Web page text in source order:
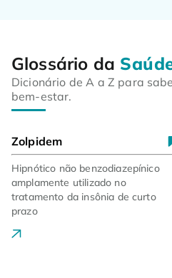
Glossário da
Dicionário de A a Z para
bem-estar.
Zolpidem
Hipnótico não benzodiazepínico
amplamente utilizado no
tratamento da insônia de curto
prazo